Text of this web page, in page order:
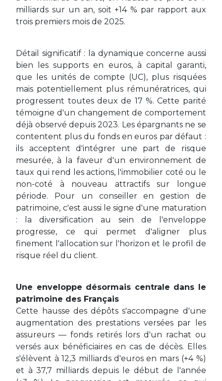
milliards sur un an, soit +14 % par rapport aux
trois premiers mois de 2025.
Détail significatif : la dynamique concerne aussi
bien les supports en euros, à capital garanti,
que les unités de compte (UC), plus risquées
mais potentiellement plus rémunératrices, qui
progressent toutes deux de 17 %. Cette parité
témoigne d'un changement de comportement
déjà observé depuis 2023. Les épargnants ne se
contentent plus du fonds en euros par défaut :
ils acceptent d'intégrer une part de risque
mesurée, à la faveur d'un environnement de
taux qui rend les actions, l'immobilier coté ou le
non-coté à nouveau attractifs sur longue
période. Pour un conseiller en gestion de
patrimoine, c'est aussi le signe d'une maturation
: la diversification au sein de l'enveloppe
progresse, ce qui permet d'aligner plus
finement l'allocation sur l'horizon et le profil de
risque réel du client.
Une enveloppe désormais centrale dans le
patrimoine des Français
Cette hausse des dépôts s'accompagne d'une
augmentation des prestations versées par les
assureurs — fonds retirés lors d'un rachat ou
versés aux bénéficiaires en cas de décès. Elles
s'élèvent à 12,3 milliards d'euros en mars (+4 %)
et à 37,7 milliards depuis le début de l'année